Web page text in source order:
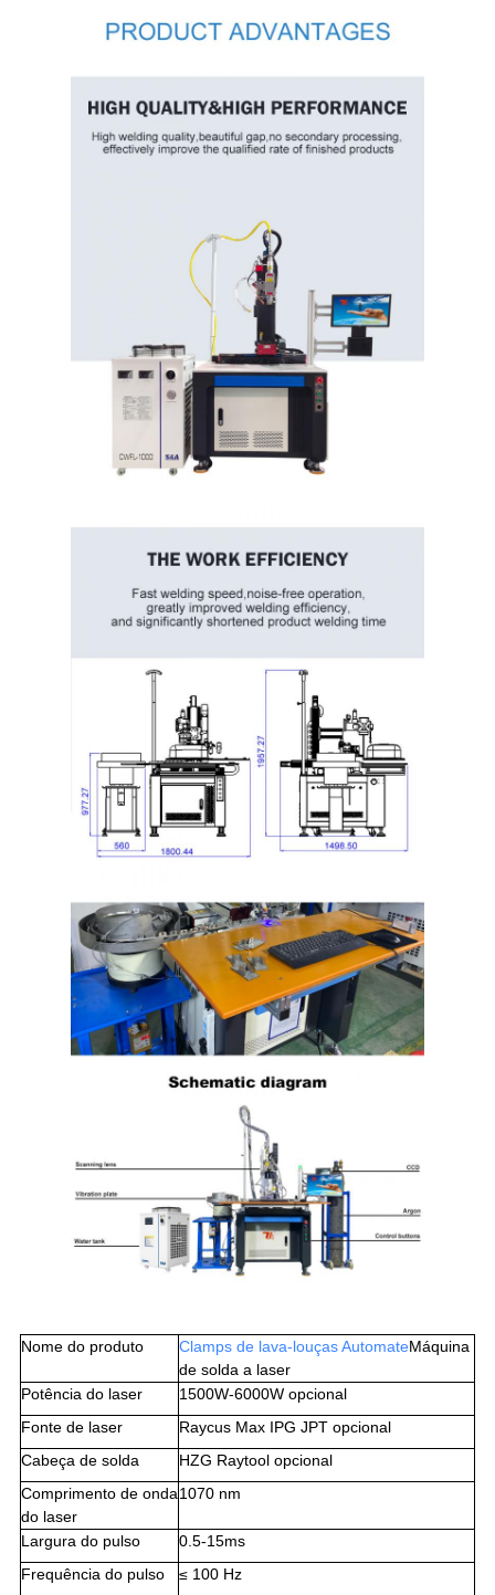
Nome do produto Clamps de lava-louças AutomateMáquina
de solda a laser
Potência do laser
1500W-6000W opcional
Fonte de laser
Raycus Max IPG JPT opcional
Cabeça de solda
HZG Raytool opcional
Comprimento de onda
do laser
1070 nm
Largura do pulso
0.5-15ms
Frequência do pulso
≤ 100 Hz